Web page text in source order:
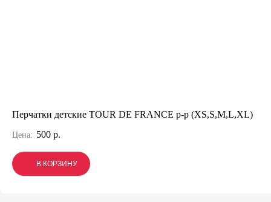
Перчатки детские TOUR DE FRANCE р-р (XS,S,M,L,XL)
Цена: 500 р.
В КОРЗИНУ
В КОРЗИНУ
В КОРЗИНУ